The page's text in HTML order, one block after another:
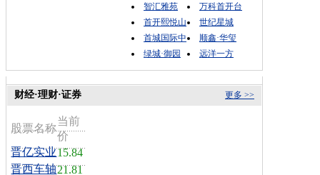
智汇雅苑
万科首开台
首开熙悦山
世纪星城
首城国际中
顺鑫·华玺
绿城·御园
远洋一方
更多 >>
财经·理财·证券
股票名称
当前
价
晋亿实业15.84
晋西车轴21.81